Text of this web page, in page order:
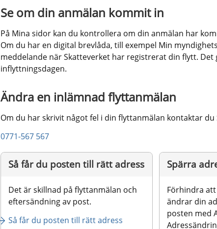
Se om din anmälan kommit in
På Mina sidor kan du kontrollera om din anmälan har
Om du har en digital brevlåda, till exempel Min
meddelande när Skatteverket har registrerat din flytt. Det
inflyttningsdagen.
Ändra en inlämnad flyttanmälan
Om du har skrivit något fel i din flyttanmälan kontaktar du
0771-567 567
Så får du posten till rätt adress
Det är skillnad på flyttanmälan och
eftersändning av post.
Så får du posten till rätt adress
Spärra
Förhindra
ändrar din
posten med